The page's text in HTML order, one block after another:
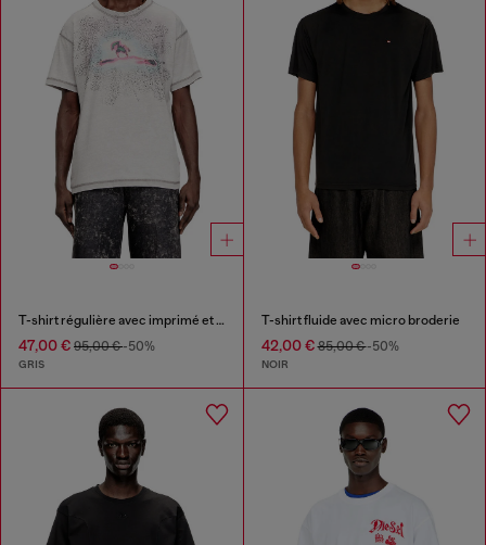
T-shirt régulière avec imprimé et clous
47,00 € 95,00 €-50%
GRIS
T-shirt fluide avec micro broderie
42,00 €85,00 €-50%
NOIR